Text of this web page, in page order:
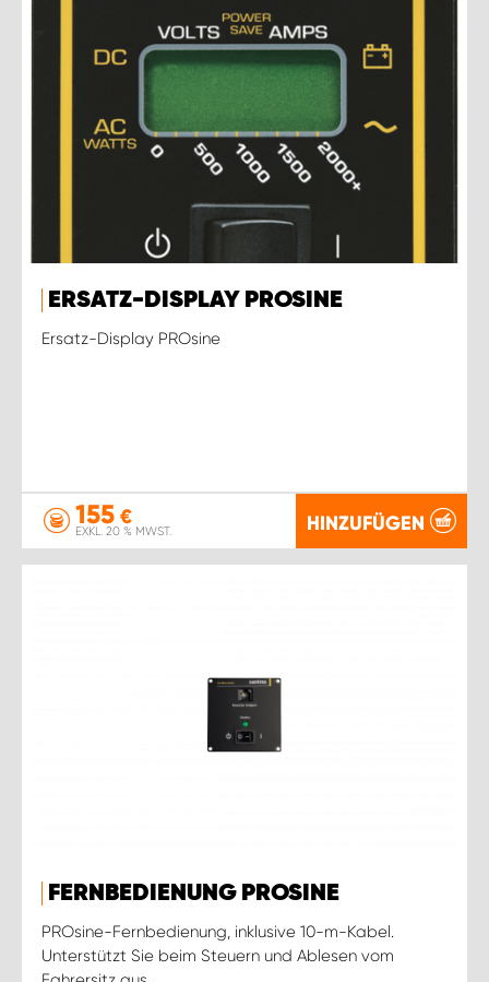
ERSATZ-DISPLAY PROSINE
Ersatz-Display PROsine
155 €
EXKL. 20 % MWST. HINZUFÜGEN
FERNBEDIENUNG PROSINE
PROsine-Fernbedienung, inklusive 10-m-Kabel.
Unterstützt Sie beim Steuern und Ablesen vom